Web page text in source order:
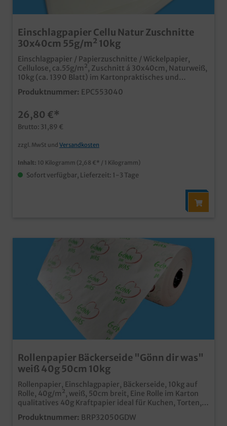
Einschlagpapier Cellu Natur Zuschnitte
30x40cm 55g/m² 10kg
Einschlagpapier / Papierzuschnitte / Wickelpapier,
Cellulose, ca.55g/m², Zuschnitt á 30x40cm, Naturweiß,
10kg (ca. 1390 Blatt) im Kartonpraktisches und
günstiges Einschlagpapierstabile/feste
55g/m²umweltfreundliche Verpackungslösung aus
Lebensmittel
Produktnummer: EPC553040
26,80 €*
Brutto: 31,89 €
zzgl. MwSt und Versandkosten
Inhalt: 10 Kilogramm (2,68 €* / 1 Kilogramm)
Sofort verfügbar, Lieferzeit: 1-3 Tage
Rollenpapier Bäckerseide "Gönn dir was"
weiß 40g 50cm 10kg
Rollenpapier, Einschlagpapier, Bäckerseide, 10kg auf
Rolle, 40g/m², weiß, 50cm breit, Eine Rolle im Karton
qualitatives 40g Kraftpapier ideal für Kuchen, Torten,
Backwaren und Snacks ansprechendes Neutralmotiv
"Gönn dir was" qualitatives Produkt in Bäckereibedarf
Produktnummer: BRP32050GDW